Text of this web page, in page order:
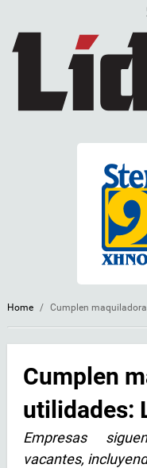
Home / Cumplen
Cumplen
utilidades:
Empresas
vacantes,